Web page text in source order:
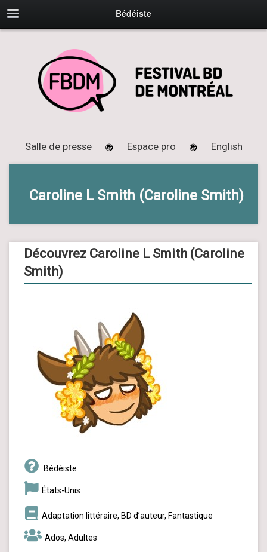
Bédéiste
Salle de presse Espace pro English
Caroline L Smith (Caroline Smith)
Découvrez Caroline L Smith (Caroline
Smith)
Bédéiste
États-Unis
Adaptation littéraire, BD d’auteur, Fantastique
Ados, Adultes